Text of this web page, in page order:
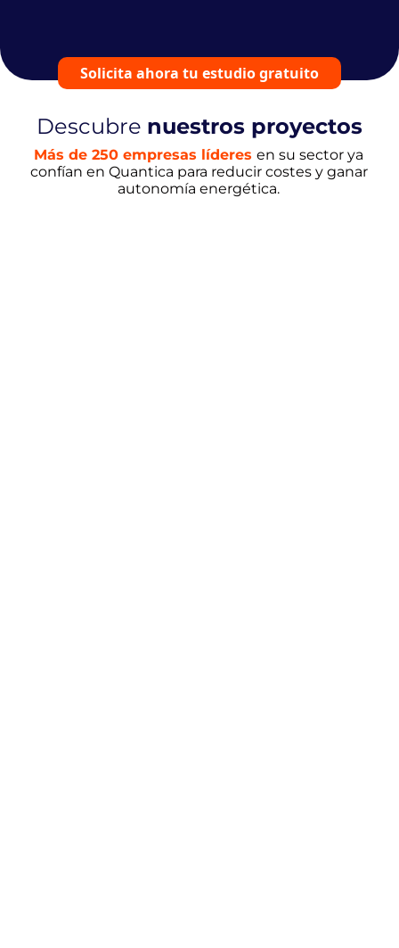
Solicita ahora tu estudio gratuito
Descubre nuestros proyectos
Más de 250 empresas líderesen su sectorya
confían en Quantica para reducir costes y ganar
autonomía energética.